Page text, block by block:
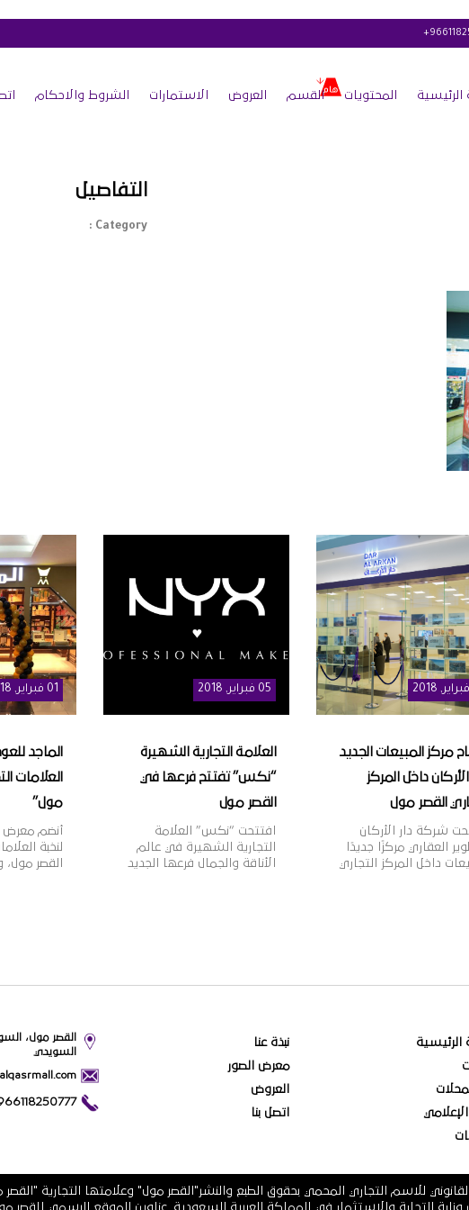
الرئيسية المحتويات القسم العروض الاستمارات الشروط والاحكام
التفاصيل
Category :
فبراير, 2018
مركز المبيعات الجديد
الأركان داخل المركز
القصر مول
شركة دار الأركان
العقاري مركزًا جديدًا
داخل المركز التجاري
العربية السعودية […]
05 فبراير, 2018
العلامة التجارية الشهيرة
“نكس” تفتتح فرعها في
القصر مول
افتتحت “نكس” العلامة
التجارية الشهيرة في عالم
الأناقة والجمال فرعها الجديد
عالمية وواحدة […]
01 فبراير, 2018
الماجد
العلامات
مول”
أنضم معرض
لنخبة
القصر مول،
ورغبات
الرئيسية
الإعلامي
نبذة عنا
معرض الصور
العروض
اتصل بنا
القصر مول،
السويدي
للاسم التجاري المحمي بحقوق الطبع والنشر"القصر مول" وعلامتها التجارية